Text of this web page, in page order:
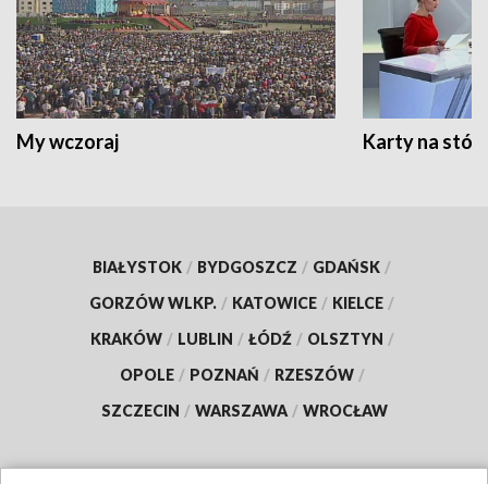
My wczoraj Karty na
BIAŁYSTOK / BYDGOSZCZ / GDAŃSK /
GORZÓW WLKP. / KATOWICE / KIELCE /
KRAKÓW / LUBLIN / ŁÓDŹ / OLSZTYN /
OPOLE / POZNAŃ / RZESZÓW /
SZCZECIN / WARSZAWA / WROCŁAW